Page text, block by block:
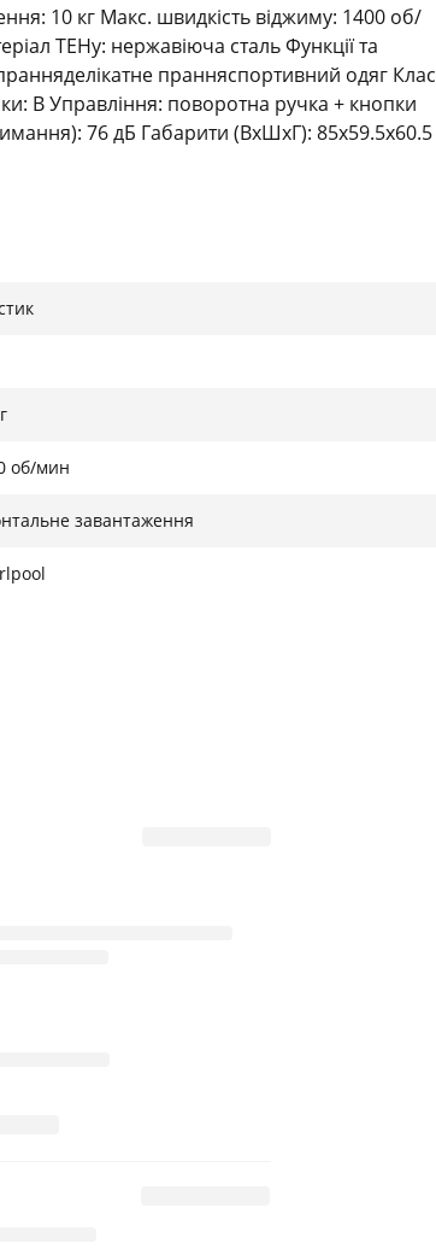
10 кг Макс. швидкість віджиму: 1400 об/
ТЕНу: нержавіюча сталь Функції та
пранняспортивний одяг Клас
B Управління: поворотна ручка + кнопки
76 дБ Габарити (ВхШхГ): 85x59.5x60.5
об/мин
завантаження